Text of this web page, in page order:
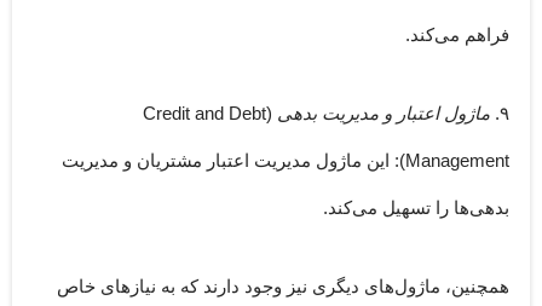
فراهم می‌کند.
۹. ماژول اعتبار و مدیریت بدهی (Credit and Debt
Management): این ماژول مدیریت اعتبار مشتریان و مدیریت
بدهی‌ها را تسهیل می‌کند.
همچنین، ماژول‌های دیگری نیز وجود دارند که به نیازهای خاص